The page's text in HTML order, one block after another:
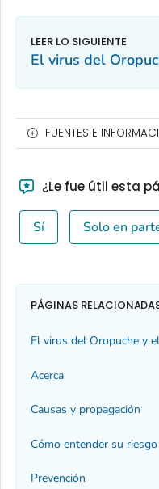
El virus del
FUENTES E
¿Le fue útil esta
Sí Solo en
PÁGINAS
El virus del Oropuche y
Acerca
Causas y propagación
Cómo entender su riesgo
Prevención